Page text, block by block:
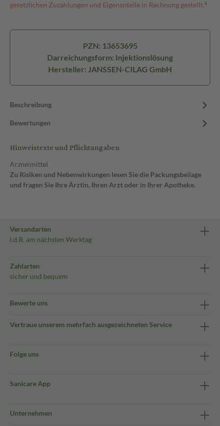
gesetzlichen Zuzahlungen und Eigenanteile in Rechnung gestellt.⁴
PZN: 13653695
Darreichungsform: Injektionslösung
Hersteller: JANSSEN-CILAG GmbH
Beschreibung
Bewertungen
Hinweistexte und Pflichtangaben
Arzneimittel
Zu Risiken und Nebenwirkungen lesen Sie die Packungsbeilage
und fragen Sie Ihre Ärztin, Ihren Arzt oder in Ihrer Apotheke.
Versandarten
i.d.R. am nächsten Werktag
Zahlarten
sicher und bequem
Bewerte uns
Vertraue unserem mehrfach ausgezeichneten Service
Folge uns
Sanicare App
Unternehmen